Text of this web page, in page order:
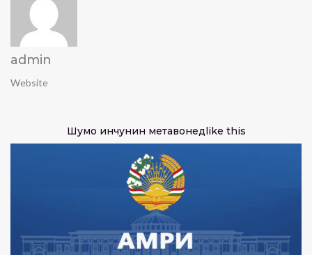
admin
Website
Шумо инчунин метавонедlike this